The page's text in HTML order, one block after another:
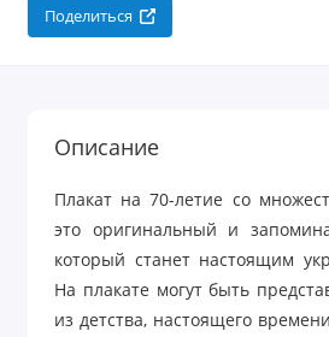
Поделиться
Описание
Плакат на 70-летие со
это оригинальный и
который станет настоящим
На плакате могут быть
из детства, настоящего